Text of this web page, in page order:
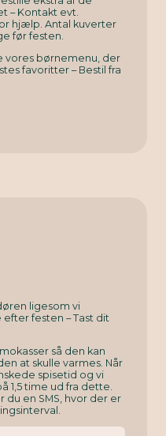
– Kontakt evt.
hjælp. Antal kuverter
før festen.
vores børnemenu, der
favoritter – Bestil fra
ligesom vi
festen – Tast dit
så den kan
at skulle varmes. Når
spisetid og vi
1,5 time ud fra dette.
en SMS, hvor der er